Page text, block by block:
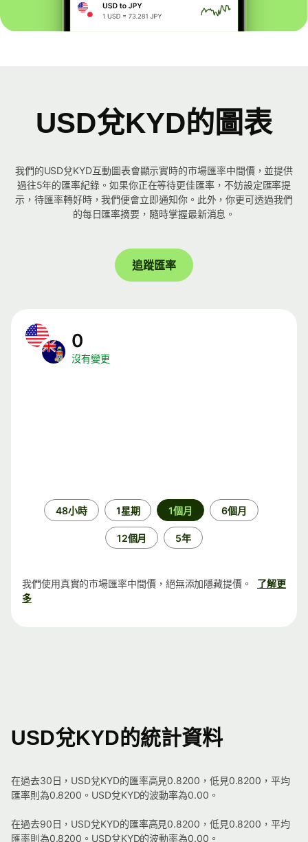
USD兌KYD的圖表
我們的USD兌KYD互動圖表會顯示實時的市場匯率中間價，並提供
過往5年的匯率紀錄。如果你正在等待更佳匯率，不妨設定匯率提
示，待匯率轉好時，我們便會立即通知你。此外，你更可透過我們
的每日匯率摘要，隨時掌握最新消息。
追蹤匯率
0
沒有變更
48小時 1星期 1個月 6個月
12個月 5年
我們使用真實的市場匯率中間價，絕無添加隱藏提價。
了解更
多
USD兌KYD的統計資料
在過去30日，USD兌KYD的匯率高見0.8200，低見0.8200，平均
匯率則為0.8200。USD兌KYD的波動率為0.00。
在過去90日，USD兌KYD的匯率高見0.8200，低見0.8200，平均
匯率則為0.8200。USD兌KYD的波動率為0.00。